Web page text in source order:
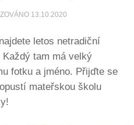
13.10.2020
letos netradiční
Každý tam má velký
fotku a jméno. Přijďte se
mateřskou školu